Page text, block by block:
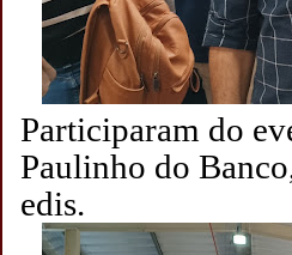
Participaram do
Paulinho do
edis.